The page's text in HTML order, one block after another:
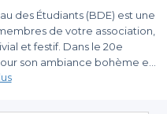
des Étudiants (BDE) est une
de votre association,
et festif. Dans le 20e
son ambiance bohème et
une sélection des
jusqu’au bout de la nuit ou
une soirée réussie